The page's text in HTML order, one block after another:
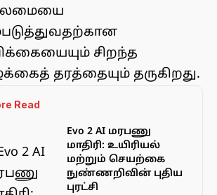
சிறந்த
தரத்தையும் தருகிறது.
Read
Evo 2 AI மரபணு
மாதிரி: உயிரியல்
மற்றும் செயற்கை
நுண்ணறிவின் புதிய
புரட்சி